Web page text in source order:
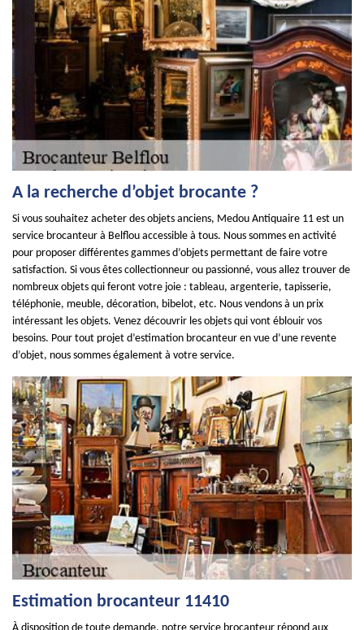
A la recherche d’objet brocante ?
Si vous souhaitez acheter des objets anciens, Medou Antiquaire 11 est un
service brocanteur à Belflou accessible à tous. Nous sommes en activité
pour proposer différentes gammes d’objets permettant de faire votre
satisfaction. Si vous êtes collectionneur ou passionné, vous allez trouver de
nombreux objets qui feront votre joie : tableau, argenterie, tapisserie,
téléphonie, meuble, décoration, bibelot, etc. Nous vendons à un prix
intéressant les objets. Venez découvrir les objets qui vont éblouir vos
besoins. Pour tout projet d’estimation brocanteur en vue d’une revente
d’objet, nous sommes également à votre service.
Estimation brocanteur 11410